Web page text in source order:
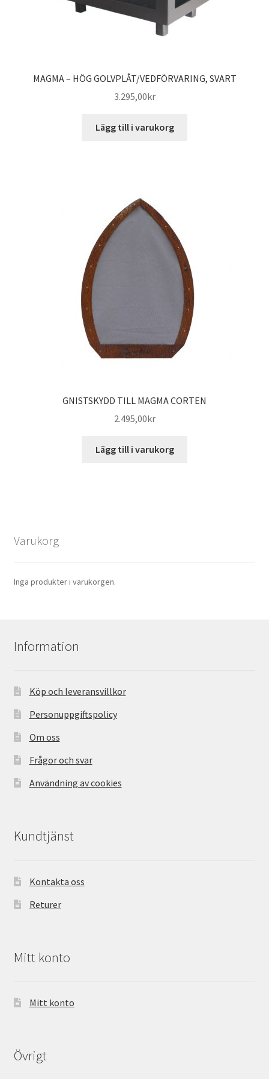
MAGMA – HÖG GOLVPLÅT/VEDFÖRVARING, SVART
3.295,00kr
Lägg till i varukorg
GNISTSKYDD TILL MAGMA CORTEN
2.495,00kr
Lägg till i varukorg
Varukorg
Inga produkter i varukorgen.
Information
Köp och leveransvillkor
Personuppgiftspolicy
Om oss
Frågor och svar
Användning av cookies
Kundtjänst
Kontakta oss
Returer
Mitt konto
Mitt konto
Övrigt